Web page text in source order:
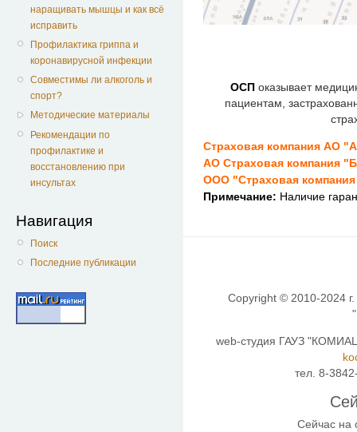
наращивать мышцы и как всё
исправить
Профилактика гриппа и
коронавирусной инфекции
Совместимы ли алкоголь и
спорт?
Методические материалы
Рекомендации по
профилактике и
восстановлению при
инсультах
Навигация
Поиск
Последние публикации
ОСП оказывает
пациентам,
Страховая компания АО
АО Страховая компания
ООО "Страховая
Примечание: Наличие
Copyright © 2010-2024
web-студия ГАУЗ
тел. 8-
Сейчас на